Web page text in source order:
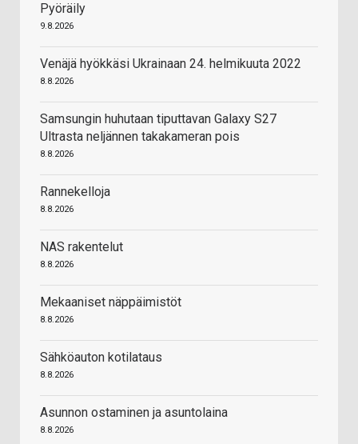
Pyöräily
9.8.2026
Venäjä hyökkäsi Ukrainaan 24. helmikuuta 2022
8.8.2026
Samsungin huhutaan tiputtavan Galaxy S27
Ultrasta neljännen takakameran pois
8.8.2026
Rannekelloja
8.8.2026
NAS rakentelut
8.8.2026
Mekaaniset näppäimistöt
8.8.2026
Sähköauton kotilataus
8.8.2026
Asunnon ostaminen ja asuntolaina
8.8.2026